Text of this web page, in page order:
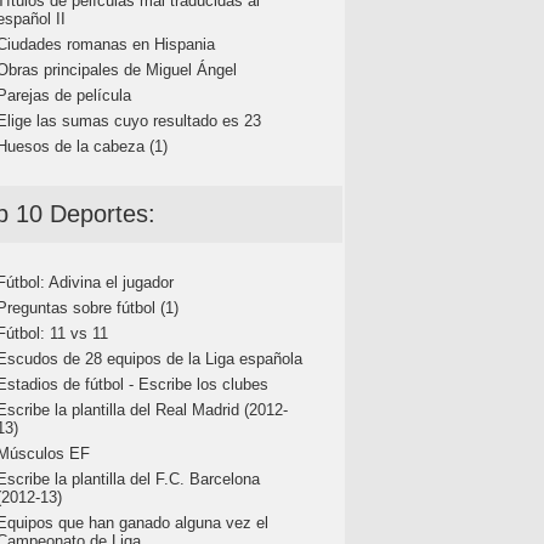
II
romanas en Hispania
principales de Miguel Ángel
de película
las sumas cuyo resultado es 23
de la cabeza (1)
10 Deportes:
Adivina el jugador
sobre fútbol (1)
11 vs 11
de 28 equipos de la Liga española
de fútbol - Escribe los clubes
la plantilla del Real Madrid (2012-
EF
la plantilla del F.C. Barcelona
13)
que han ganado alguna vez el